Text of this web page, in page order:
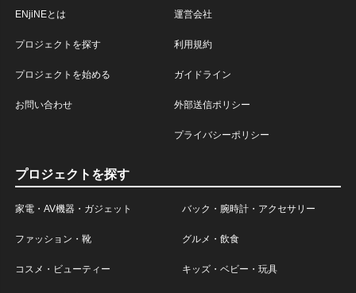
ENjiNEとは
プロジェクトを探す
プロジェクトを始める
お問い合わせ
運営会社
利用規約
ガイドライン
外部送信ポリシー
プライバシーポリシー
プロジェクトを探す
家電・AV機器・ガジェット バック・腕時計・アクセサリー
ファッション・靴 グルメ・飲食
コスメ・ビューティー キッズ・ベビー・玩具